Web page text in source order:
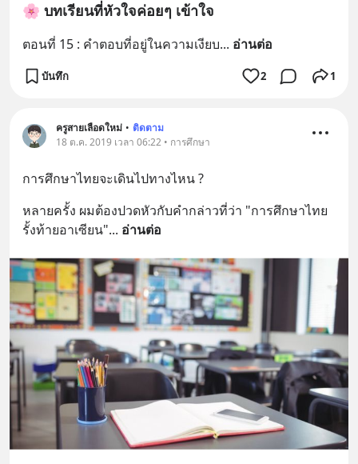
🌸 บทเรียนที่หัวใจค่อยๆ เข้าใจ
ตอนที่ 15 : คำตอบที่อยู่ในความเงียบ... อ่านต่อ
บันทึก 2 1
ครูสายเลือดใหม่ • ติดตาม
18 ต.ค. 2019 เวลา 06:22 • การศึกษา
การศึกษาไทยจะเดินไปทางไหน ?
หลายครั้ง ผมต้องปวดหัวกับคำกล่าวที่ว่า "การศึกษาไทย
รั้งท้ายอาเซียน"... อ่านต่อ